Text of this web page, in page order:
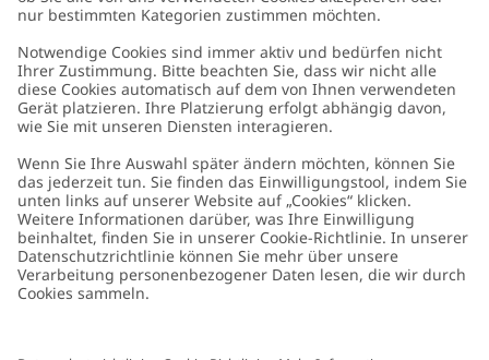
Kundenservice
Kontaktieren Sie uns
FAQ
Barrierefreiheit
Datenschutzrichtlinie
Über uns
Über Newbie
Nachhaltigkeit
Impressum
Germany Standort ändern
Cookies